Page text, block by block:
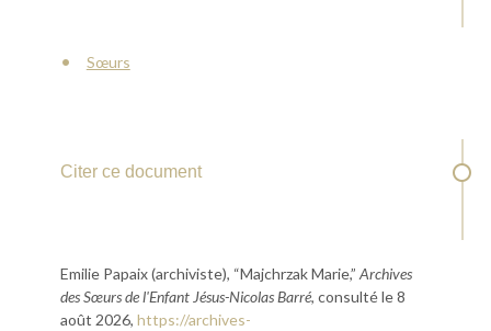
Sœurs
Citer ce document
Emilie Papaix (archiviste), “Majchrzak Marie,” Archives
des Sœurs de l'Enfant Jésus-Nicolas Barré, consulté le 8
août 2026, https://archives-